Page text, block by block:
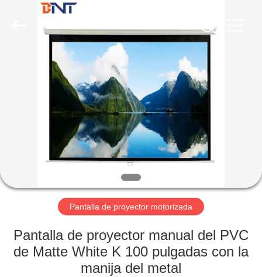
HOGAR
PRODUCTOS
NOSOTROS
VIAJE
LA
FÁBRICA
Pantalla de proyector motorizada
Pantalla de proyector manual del PVC
de Matte White K 100 pulgadas con la
manija del metal